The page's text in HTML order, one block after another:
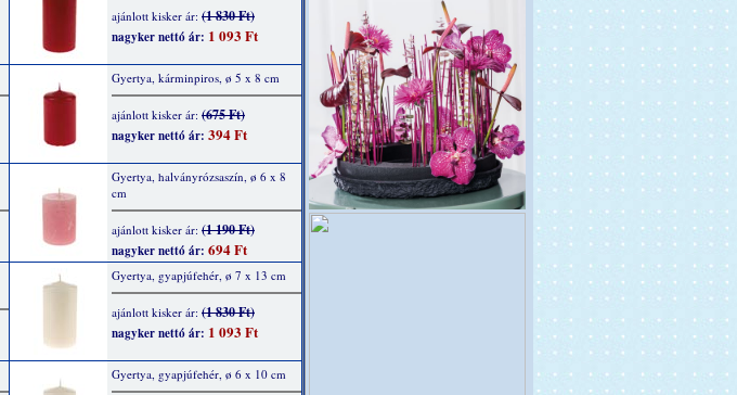
ajánlott kisker ár: (1 830 Ft)
nagyker nettó ár: 1 093 Ft
Gyertya, kárminpiros, ø 5 x 8 cm
ajánlott kisker ár: (675 Ft)
nagyker nettó ár: 394 Ft
Gyertya, halványrózsaszín, ø 6 x 8
cm
ajánlott kisker ár: (1 190 Ft)
nagyker nettó ár: 694 Ft
Gyertya, gyapjúfehér, ø 7 x 13 cm
ajánlott kisker ár: (1 830 Ft)
nagyker nettó ár: 1 093 Ft
Gyertya, gyapjúfehér, ø 6 x 10 cm